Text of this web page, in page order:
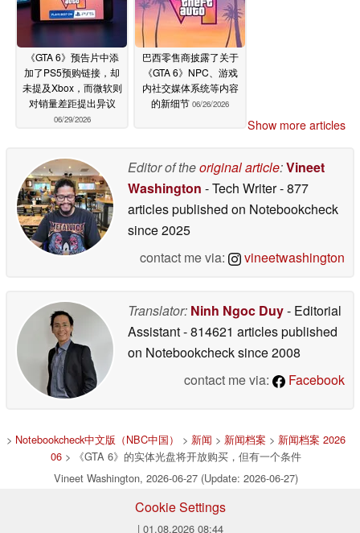
《GTA 6》预告片中添
加了PS5预购链接，却
未提及Xbox，而微软则
对销量差距提出异议
06/29/2026
巴西零售商披露了关于
《GTA 6》NPC、游戏
内社交媒体系统等内容
的新细节 06/26/2026
Show more articles
Editor of theoriginal article:Vineet
Washington - Tech Writer- 877
articles published on Notebookcheck
since 2025
contact me via:
vineetwashington
Translator: Ninh Ngoc Duy- Editorial
Assistant- 814621 articles published
on Notebookchecksince 2008
contact me via:
Facebook
> Notebookcheck中文版（NBC中国） > 新闻 > 新闻档案 > 新闻档案 2026
06 > 《GTA 6》的实体光盘将开放购买，但有一个条件
Vineet Washington, 2026-06-27 (Update: 2026-06-27)
Cookie Settings
| 01.08.2026 08:44